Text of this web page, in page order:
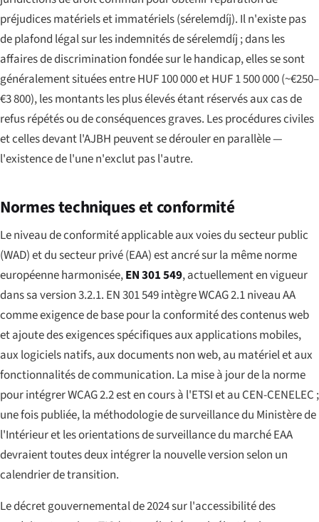
préjudices matériels et immatériels (sérelemdíj). Il n'existe pas
de plafond légal sur les indemnités de sérelemdíj ; dans les
affaires de discrimination fondée sur le handicap, elles se sont
généralement situées entre HUF 100 000 et HUF 1 500 000 (~€250–
€3 800), les montants les plus élevés étant réservés aux cas de
refus répétés ou de conséquences graves. Les procédures civiles
et celles devant l'AJBH peuvent se dérouler en parallèle —
l'existence de l'une n'exclut pas l'autre.
Normes techniques et conformité
Le niveau de conformité applicable aux voies du secteur public
(WAD) et du secteur privé (EAA) est ancré sur la même norme
européenne harmonisée,EN 301 549, actuellement en vigueur
dans sa version 3.2.1. EN 301 549 intègre WCAG 2.1 niveau AA
comme exigence de base pour la conformité des contenus web
et ajoute des exigences spécifiques aux applications mobiles,
aux logiciels natifs, aux documents non web, au matériel et aux
fonctionnalités de communication. La mise à jour de la norme
pour intégrer WCAG 2.2 est en cours à l'ETSI et au CEN-CENELEC ;
une fois publiée, la méthodologie de surveillance du Ministère de
l'Intérieur et les orientations de surveillance du marché EAA
devraient toutes deux intégrer la nouvelle version selon un
calendrier de transition.
Le décret gouvernemental de 2024 sur l'accessibilité des